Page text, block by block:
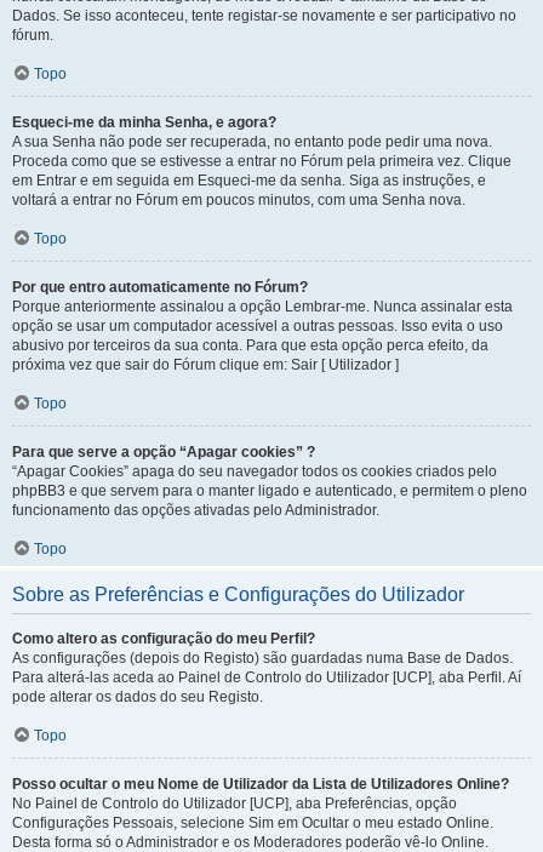
Dados. Se isso aconteceu, tente registar-se novamente e ser participativo no
fórum.
Topo
Esqueci-me da minha Senha, e agora?
A sua Senha não pode ser recuperada, no entanto pode pedir uma nova.
Proceda como que se estivesse a entrar no Fórum pela primeira vez. Clique
em Entrar e em seguida em Esqueci-me da senha. Siga as instruções, e
voltará a entrar no Fórum em poucos minutos, com uma Senha nova.
Topo
Por que entro automaticamente no Fórum?
Porque anteriormente assinalou a opção Lembrar-me. Nunca assinalar esta
opção se usar um computador acessível a outras pessoas. Isso evita o uso
abusivo por terceiros da sua conta. Para que esta opção perca efeito, da
próxima vez que sair do Fórum clique em: Sair [ Utilizador ]
Topo
Para que serve a opção “Apagar cookies” ?
“Apagar Cookies” apaga do seu navegador todos os cookies criados pelo
phpBB3 e que servem para o manter ligado e autenticado, e permitem o pleno
funcionamento das opções ativadas pelo Administrador.
Topo
Sobre as Preferências e Configurações do Utilizador
Como altero as configuração do meu Perfil?
As configurações (depois do Registo) são guardadas numa Base de Dados.
Para alterá-las aceda ao Painel de Controlo do Utilizador [UCP], aba Perfil. Aí
pode alterar os dados do seu Registo.
Topo
Posso ocultar o meu Nome de Utilizador da Lista de Utilizadores Online?
No Painel de Controlo do Utilizador [UCP], aba Preferências, opção
Configurações Pessoais, selecione Sim em Ocultar o meu estado Online.
Desta forma só o Administrador e os Moderadores poderão vê-lo Online.